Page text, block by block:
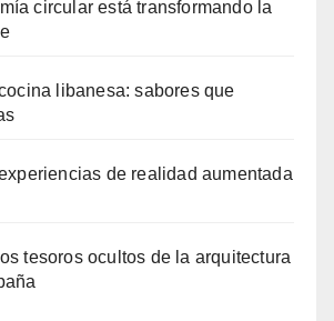
circular está transformando la
libanesa: sabores que
de realidad aumentada
tesoros ocultos de la arquitectura